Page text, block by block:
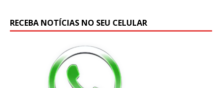
RECEBA NOTÍCIAS NO SEU CELULAR